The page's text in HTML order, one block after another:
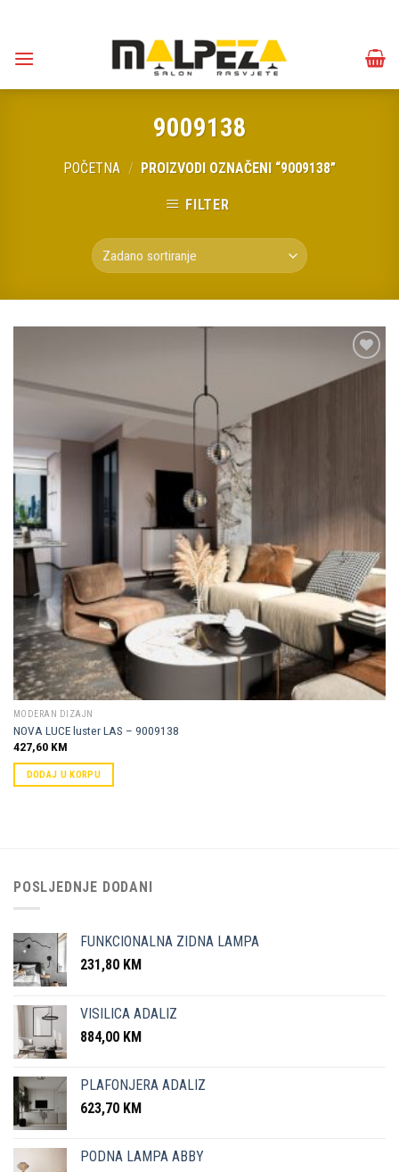
content
9009138
POČETNA / PROIZVODI OZNAČENI “9009138”
FILTER
MODERAN DIZAJN
NOVA LUCE luster LAS – 9009138
427,60 KM
DODAJ U KORPU
POSLJEDNJE DODANI
FUNKCIONALNA ZIDNA LAMPA
231,80 KM
VISILICA ADALIZ
884,00 KM
PLAFONJERA ADALIZ
623,70 KM
PODNA LAMPA ABBY